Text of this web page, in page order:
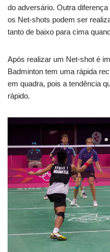
do adversário. Outra
os Net-shots podem ser
tanto de baixo para cima
Após realizar um Net-shot é
Badminton tem uma rápida
em quadra, pois a tendência
rápido.